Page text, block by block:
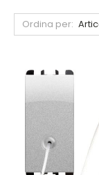
Ordina per: